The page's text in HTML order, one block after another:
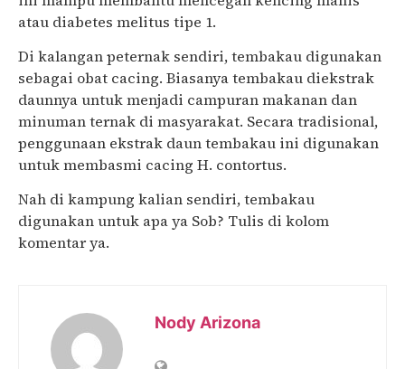
atau diabetes melitus tipe 1.
Di kalangan peternak sendiri, tembakau digunakan
sebagai obat cacing. Biasanya tembakau diekstrak
daunnya untuk menjadi campuran makanan dan
minuman ternak di masyarakat. Secara tradisional,
penggunaan ekstrak daun tembakau ini digunakan
untuk membasmi cacing H. contortus.
Nah di kampung kalian sendiri, tembakau
digunakan untuk apa ya Sob? Tulis di kolom
komentar ya.
Nody Arizona